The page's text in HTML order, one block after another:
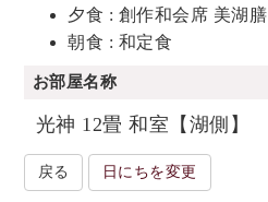
夕食 : 創作和会席 美湖膳
朝食 : 和定食
お部屋名称
光神 12畳 和室【湖側】
戻る 日にちを変更